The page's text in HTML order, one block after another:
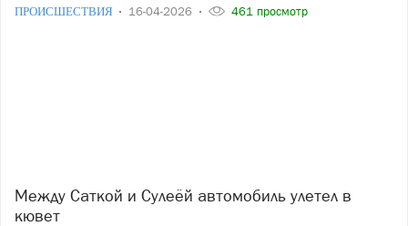
ПРОИСШЕСТВИЯ 16-04-2026 461 просмотр
Между Саткой и Сулеёй автомобиль улетел в
кювет